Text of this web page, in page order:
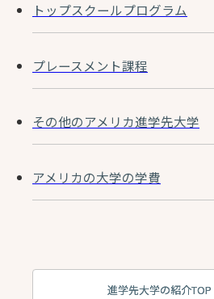
トップスクールプログラム
プレースメント課程
その他のアメリカ進学先大学
アメリカの大学の学費
進学先大学の紹介TOP